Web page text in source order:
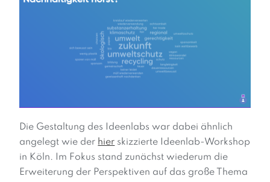
Die Gestaltung des Ideenlabs war dabei ähnlich
angelegt wie der hier skizzierte Ideenlab-Workshop
in Köln. Im Fokus stand zunächst wiederum die
Erweiterung der Perspektiven auf das große Thema